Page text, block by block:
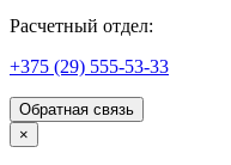
Расчетный отдел:
+375 (29) 555-53-33
Обратная связь
×